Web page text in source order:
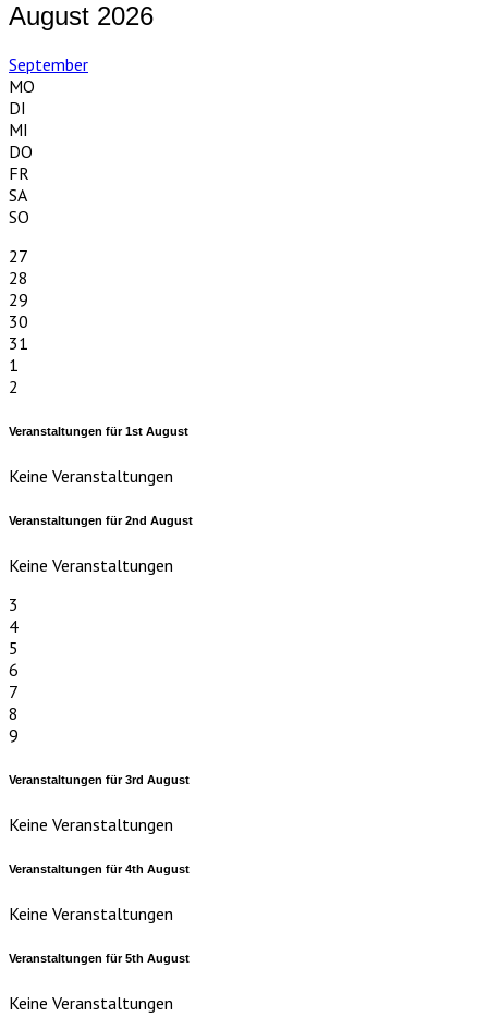
August 2026
September
MO
DI
MI
DO
FR
SA
SO
27
28
29
30
31
1
2
Veranstaltungen für1st August
Keine Veranstaltungen
Veranstaltungen für2nd August
Keine Veranstaltungen
3
4
5
6
7
8
9
Veranstaltungen für3rd August
Keine Veranstaltungen
Veranstaltungen für4th August
Keine Veranstaltungen
Veranstaltungen für5th August
Keine Veranstaltungen